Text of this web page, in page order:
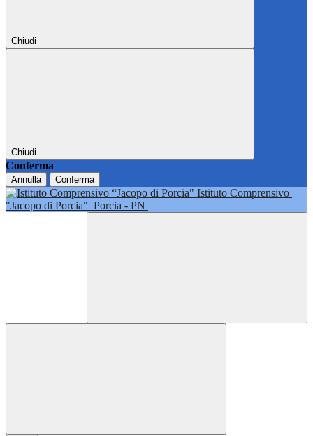
Chiudi
Chiudi
Conferma
Annulla Conferma
Istituto Comprensivo
"Jacopo di Porcia" Porcia - PN